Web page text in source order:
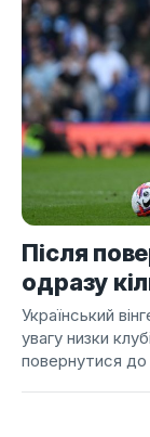
Після
одразу
Український
увагу низки
повернутися до